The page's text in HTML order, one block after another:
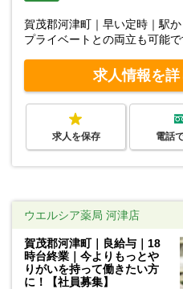
賀茂郡河津町｜早い定時｜駅
プライベートとの両立も可能で
求人情報を
求人を保存 電話
ウエルシア薬局 河津店
賀茂郡河津町｜良給与｜18
時台終業｜今よりもっとや
りがいを持って働きたい方
に！【社員募集】